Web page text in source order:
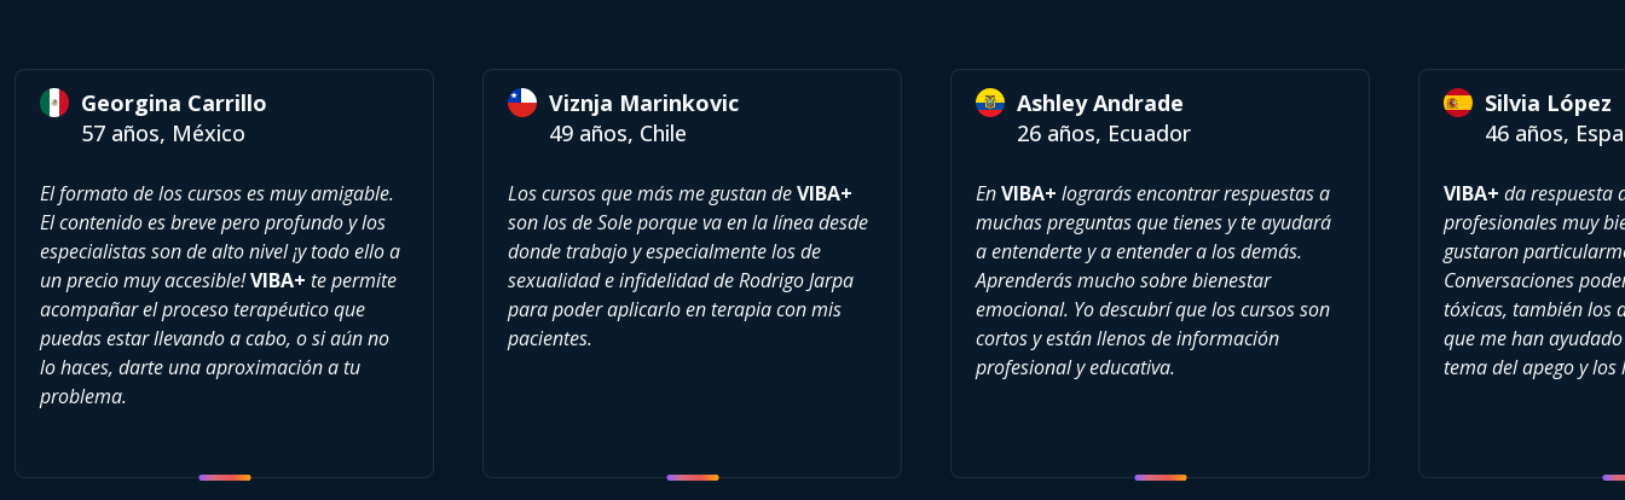
Georgina Carrillo
57 años, México
El formato de los cursos es muy amigable.
El contenido es breve pero profundo y los
especialistas son de alto nivel ¡y todo ello a
un precio muy accesible!VIBA+ te permite
acompañar el proceso terapéutico que
puedas estar llevando a cabo, o si aún no
lo haces, darte una aproximación a tu
problema.
Viznja Marinkovic
49 años, Chile
Los cursos que más me gustan deVIBA+
son los de Sole porque va en la línea desde
donde trabajo y especialmente los de
sexualidad e infidelidad de Rodrigo Jarpa
para poder aplicarlo en terapia con mis
pacientes.
Ashley Andrade
26 años, Ecuador
EnVIBA+ lograrás encontrar respuestas a
muchas preguntas que tienes y te ayudará
a entenderte y a entender a los demás.
Aprenderás mucho sobre bienestar
emocional. Yo descubrí que los cursos son
cortos y están llenos de información
profesional y educativa.
Silvia López
46 años,
VIBA+ da respuesta
profesionales muy
gustaron
Conversaciones
tóxicas, también los
que me han
tema del apego y los